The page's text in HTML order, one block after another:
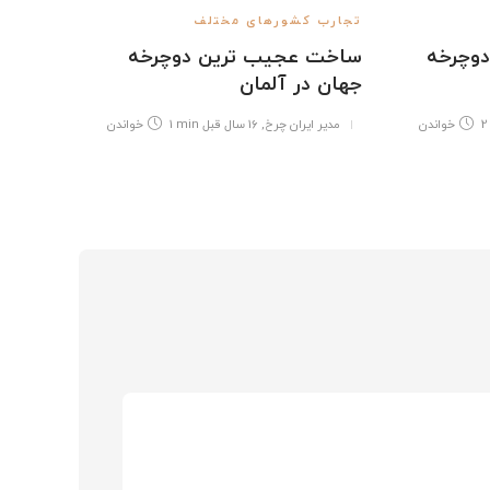
دوچرخه
خواندن
تجارب کشورهای مختلف
ساخت عجيب ترين دوچرخه
جهان در آلمان
مدیر ایران چرخ, 16 سال قبل 1 min خواندن